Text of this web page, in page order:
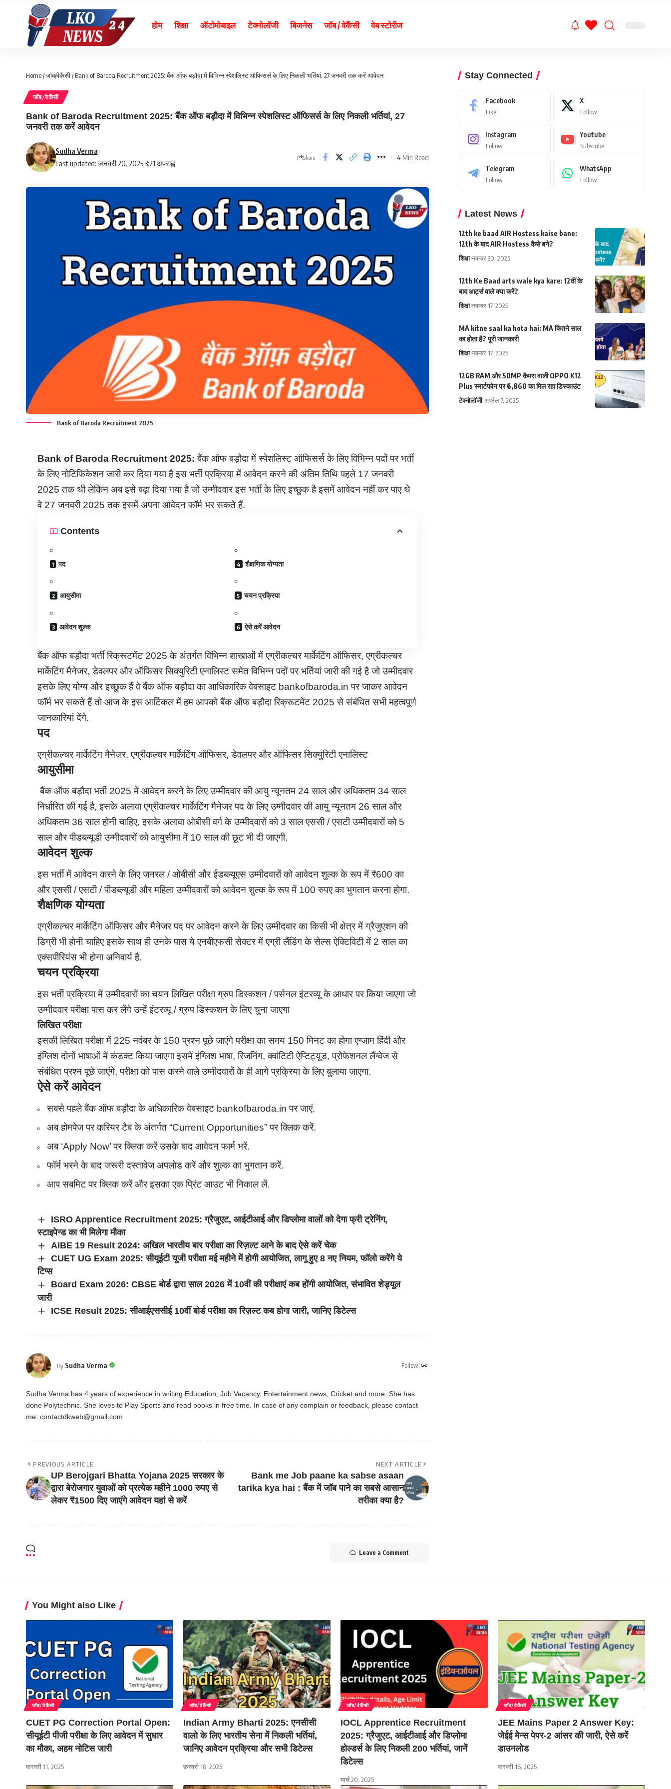
होम शिक्षा ऑटोमोबाइल टेक्नोलॉजी बिजनेस जॉब / वेकैंसी वेब स्टोरीज
Home/जॉब/वेकैंसी/Bank of Baroda Recruitment 2025: बैंक ऑफ बड़ौदा में विभिन्न स्पेशलिस्ट ऑफिसर्स के लिए निकली भर्तियां, 27 जनवरी तक करें आवेदन
जॉब/वेकैंसी
Bank of Baroda Recruitment 2025: बैंक ऑफ बड़ौदा में विभिन्न स्पेशलिस्ट ऑफिसर्स के लिए निकली भर्तियां, 27
जनवरी तक करें आवेदन
Last updated: जनवरी 20, 2025 3:21 अपराह्न
Sudha Verma
Share 4 Min Read
Bank of Baroda Recruitment 2025
Bank of Baroda Recruitment 2025: बैंक ऑफ बड़ौदा में स्पेशलिस्ट ऑफिसर्स के लिए विभिन्न पदों पर भर्ती
के लिए नोटिफिकेशन जारी कर दिया गया है इस भर्ती प्रक्रिया में आवेदन करने की अंतिम तिथि पहले 17 जनवरी
2025 तक थी लेकिन अब इसे बढ़ा दिया गया है जो उम्मीदवार इस भर्ती के लिए इच्छुक है इसमें आवेदन नहीं कर पाए थे
वे 27 जनवरी 2025 तक इसमें अपना आवेदन फॉर्म भर सकते हैं.
Contents
पद
आयुसीमा
आवेदन शुल्क
शैक्षणिक योग्यता
चयन प्रक्रिया
ऐसे करें आवेदन
बैंक ऑफ बड़ौदा भर्ती रिक्रूटमेंट 2025 के अंतर्गत विभिन्न शाखाओं में एग्रीकल्चर मार्केटिंग ऑफिसर, एग्रीकल्चर
मार्केटिंग मैनेजर, डेवलपर और ऑफिसर सिक्युरिटी एनालिस्ट समेत विभिन्न पदों पर भर्तियां जारी की गई है जो उम्मीदवार
इसके लिए योग्य और इच्छुक हैं वे बैंक ऑफ बड़ौदा का आधिकारिक वेबसाइट bankofbaroda.in पर जाकर आवेदन
फॉर्म भर सकते हैं तो आज के इस आर्टिकल में हम आपको बैंक ऑफ बड़ौदा रिक्रूटमेंट 2025 से संबंधित सभी महत्वपूर्ण
जानकारियां देंगे.
पद
एग्रीकल्चर मार्केटिंग मैनेजर, एग्रीकल्चर मार्केटिंग ऑफिसर, डेवलपर और ऑफिसर सिक्युरिटी एनालिस्ट
आयुसीमा
बैंक ऑफ बड़ौदा भर्ती 2025 में आवेदन करने के लिए उम्मीदवार की आयु न्यूनतम 24 साल और अधिकतम 34 साल
निर्धारित की गई है, इसके अलावा एग्रीकल्चर मार्केटिंग मैनेजर पद के लिए उम्मीदवार की आयु न्यूनतम 26 साल और
अधिकतम 36 साल होनी चाहिए, इसके अलावा ओबीसी वर्ग के उम्मीदवारों को 3 साल एससी / एसटी उम्मीदवारों को 5
साल और पीडब्ल्यूडी उम्मीदवारों को आयुसीमा में 10 साल की छूट भी दी जाएगी.
आवेदन शुल्क
इस भर्ती में आवेदन करने के लिए जनरल / ओबीसी और ईडब्ल्यूएस उम्मीदवारों को आवेदन शुल्क के रूप में ₹600 का
और एससी / एसटी / पीडब्ल्यूडी और महिला उम्मीदवारों को आवेदन शुल्क के रूप में 100 रुपए का भुगतान करना होगा.
शैक्षणिक योग्यता
एग्रीकल्चर मार्केटिंग ऑफिसर और मैनेजर पद पर आवेदन करने के लिए उम्मीदवार का किसी भी क्षेत्र में ग्रैजुएशन की
डिग्री भी होनी चाहिए इसके साथ ही उनके पास ये एनबीएफसी सेक्टर में एग्री लैंडिंग के सेल्स ऐक्टिविटी में 2 साल का
एक्सपीरियंस भी होना अनिवार्य है.
चयन प्रक्रिया
इस भर्ती प्रक्रिया में उम्मीदवारों का चयन लिखित परीक्षा ग्रुप डिस्कशन / पर्सनल इंटरव्यू के आधार पर किया जाएगा जो
उम्मीदवार परीक्षा पास कर लेंगे उन्हें इंटरव्यू / ग्रुप डिस्कशन के लिए चुना जाएगा
लिखित परीक्षा
इसकी लिखित परीक्षा में 225 नवंबर के 150 प्रश्न पूछे जाएंगे परीक्षा का समय 150 मिनट का होगा एग्जाम हिंदी और
इंग्लिश दोनों भाषाओं में कंडक्ट किया जाएगा इसमें इंग्लिश भाषा, रिजनिंग, क्वांटिटी ऐप्टिट्यूड, प्रोफेशनल लैंग्वेज से
संबंधित प्रश्न पूछे जाएंगे, परीक्षा को पास करने वाले उम्मीदवारों के ही आगे प्रक्रिया के लिए बुलाया जाएगा.
ऐसे करें आवेदन
सबसे पहले बैंक ऑफ बड़ौदा के अधिकारिक वेबसाइट bankofbaroda.in पर जाएं.
अब होमपेज पर करियर टैब के अंतर्गत “Current Opportunities” पर क्लिक करें.
अब ‘Apply Now’ पर क्लिक करें उसके बाद आवेदन फार्म भरें.
फॉर्म भरने के बाद जरूरी दस्तावेज अपलोड करें और शुल्क का भुगतान करें.
आप सबमिट पर क्लिक करें और इसका एक प्रिंट आउट भी निकाल लें.
ISRO Apprentice Recruitment 2025: ग्रैजुएट, आईटीआई और डिप्लोमा वालों को देगा फ्री ट्रेनिंग,
स्टाइपेन्ड का भी मिलेगा मौका
AIBE 19 Result 2024: अखिल भारतीय बार परीक्षा का रिज़ल्ट आने के बाद ऐसे करें चेक
CUET UG Exam 2025: सीयूईटी यूजी परीक्षा मई महीने में होगी आयोजित, लागू हुए 8 नए नियम, फॉलो करेंगे ये
टिप्स
Board Exam 2026: CBSE बोर्ड द्वारा साल 2026 में 10वीं की परीक्षाएं कब होंगी आयोजित, संभावित शेड्यूल
जारी
ICSE Result 2025: सीआईएससीई 10वीं बोर्ड परीक्षा का रिज़ल्ट कब होगा जारी, जानिए डिटेल्स
By Sudha Verma Follow:
Sudha Verma has 4 years of experience in writing Education, Job Vacancy, Entertainment news, Cricket and more. She has
done Polytechnic. She loves to Play Sports and read books in free time. In case of any complain or feedback, please contact
me: contactdkweb@gmail.com
PREVIOUS ARTICLE
UP Berojgari Bhatta Yojana 2025 सरकार के
द्वारा बेरोजगार युवाओं को प्रत्येक महीने 1000 रुपए से
लेकर ₹1500 दिए जाएंगे आवेदन यहां से करें
NEXT ARTICLE
Bank me Job paane ka sabse asaan
tarika kya hai : बैंक में जॉब पाने का सबसे आसान
तरीका क्या है?
Leave a Comment
Stay Connected
Facebook
Like
X
Follow
Instagram
Follow
Youtube
Subscribe
Telegram
Follow
WhatsApp
Follow
Latest News
12th ke baad AIR Hostess kaise bane:
12th के बाद AIR Hostess कैसे बने?
शिक्षा नवम्बर 30, 2025
12th Ke Baad arts wale kya kare: 12वीं के
बाद आर्ट्स वाले क्या करें?
शिक्षा नवम्बर 17, 2025
MA kitne saal ka hota hai: MA कितने साल
का होता है? पूरी जानकारी
शिक्षा नवम्बर 17, 2025
12GB RAM और 50MP कैमरा वाली OPPO K12
Plus स्मार्टफोन पर ₹6,860 का मिल रहा डिस्काउंट
टेक्नोलॉजी अप्रैल 7, 2025
You Might also Like
जॉब/वेकैंसी
CUET PG Correction Portal Open:
सीयूईटी पीजी परीक्षा के लिए आवेदन में सुधार
का मौका, अहम नोटिस जारी
फ़रवरी 11, 2025
जॉब/वेकैंसी
Indian Army Bharti 2025: एनसीसी
वालो के लिए भारतीय सेना में निकली भर्तियां,
जानिए आवेदन प्रक्रिया और सभी डिटेल्स
फ़रवरी 18, 2025
जॉब/वेकैंसी
IOCL Apprentice Recruitment
2025: ग्रैजुएट, आईटीआई और डिप्लोमा
होल्डर्स के लिए निकली 200 भर्तियां, जानें
डिटेल्स
मार्च 20, 2025
जॉब/वेकैंसी
JEE Mains Paper 2 Answer Key:
जेईई मेन्स पेपर-2 आंसर की जारी, ऐसे करें
डाउनलोड
फ़रवरी 16, 2025